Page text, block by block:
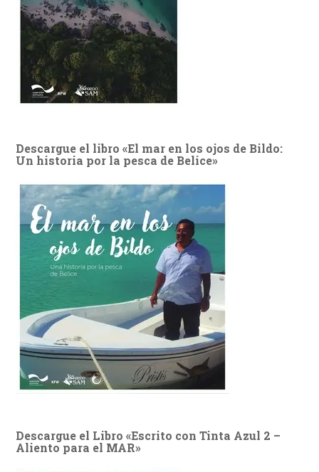
Descargue el libro «El mar en los ojos de Bildo:
Un historia por la pesca de Belice»
Descargue el Libro «Escrito con Tinta Azul 2 –
Aliento para el MAR»